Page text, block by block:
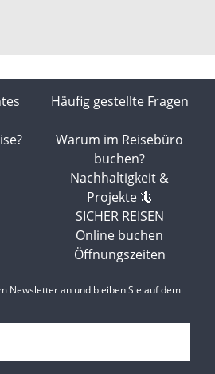
Häufig gestellte Fragen
Warum im Reisebüro
buchen?
Nachhaltigkeit &
Projekte 🦎
SICHER REISEN
Online buchen
Öffnungszeiten
Newsletter an und bleiben Sie auf dem